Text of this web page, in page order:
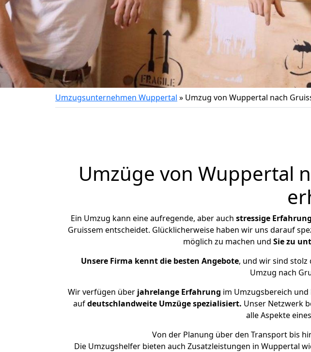
Umzugsunternehmen Wuppertal » Umzug von Wuppertal nach
Umzüge von Wuppertal
Ein Umzug kann eine aufregende, aber auch stressige Erfahrung
Gruissem entscheidet. Glücklicherweise haben wir uns darauf
möglich zu machen und Sie zu
Unsere Firma kennt die besten Angebote, und wir sind
Umzug nach
Wir verfügen überjahrelange Erfahrung im Umzugsbereich
aufdeutschlandweite Umzüge spezialisiert. Unser Netzwerk
alle Aspekte
Von der Planung über den Transport bis
Die Umzugshelfer bieten auch Zusatzleistungen in Wuppertal